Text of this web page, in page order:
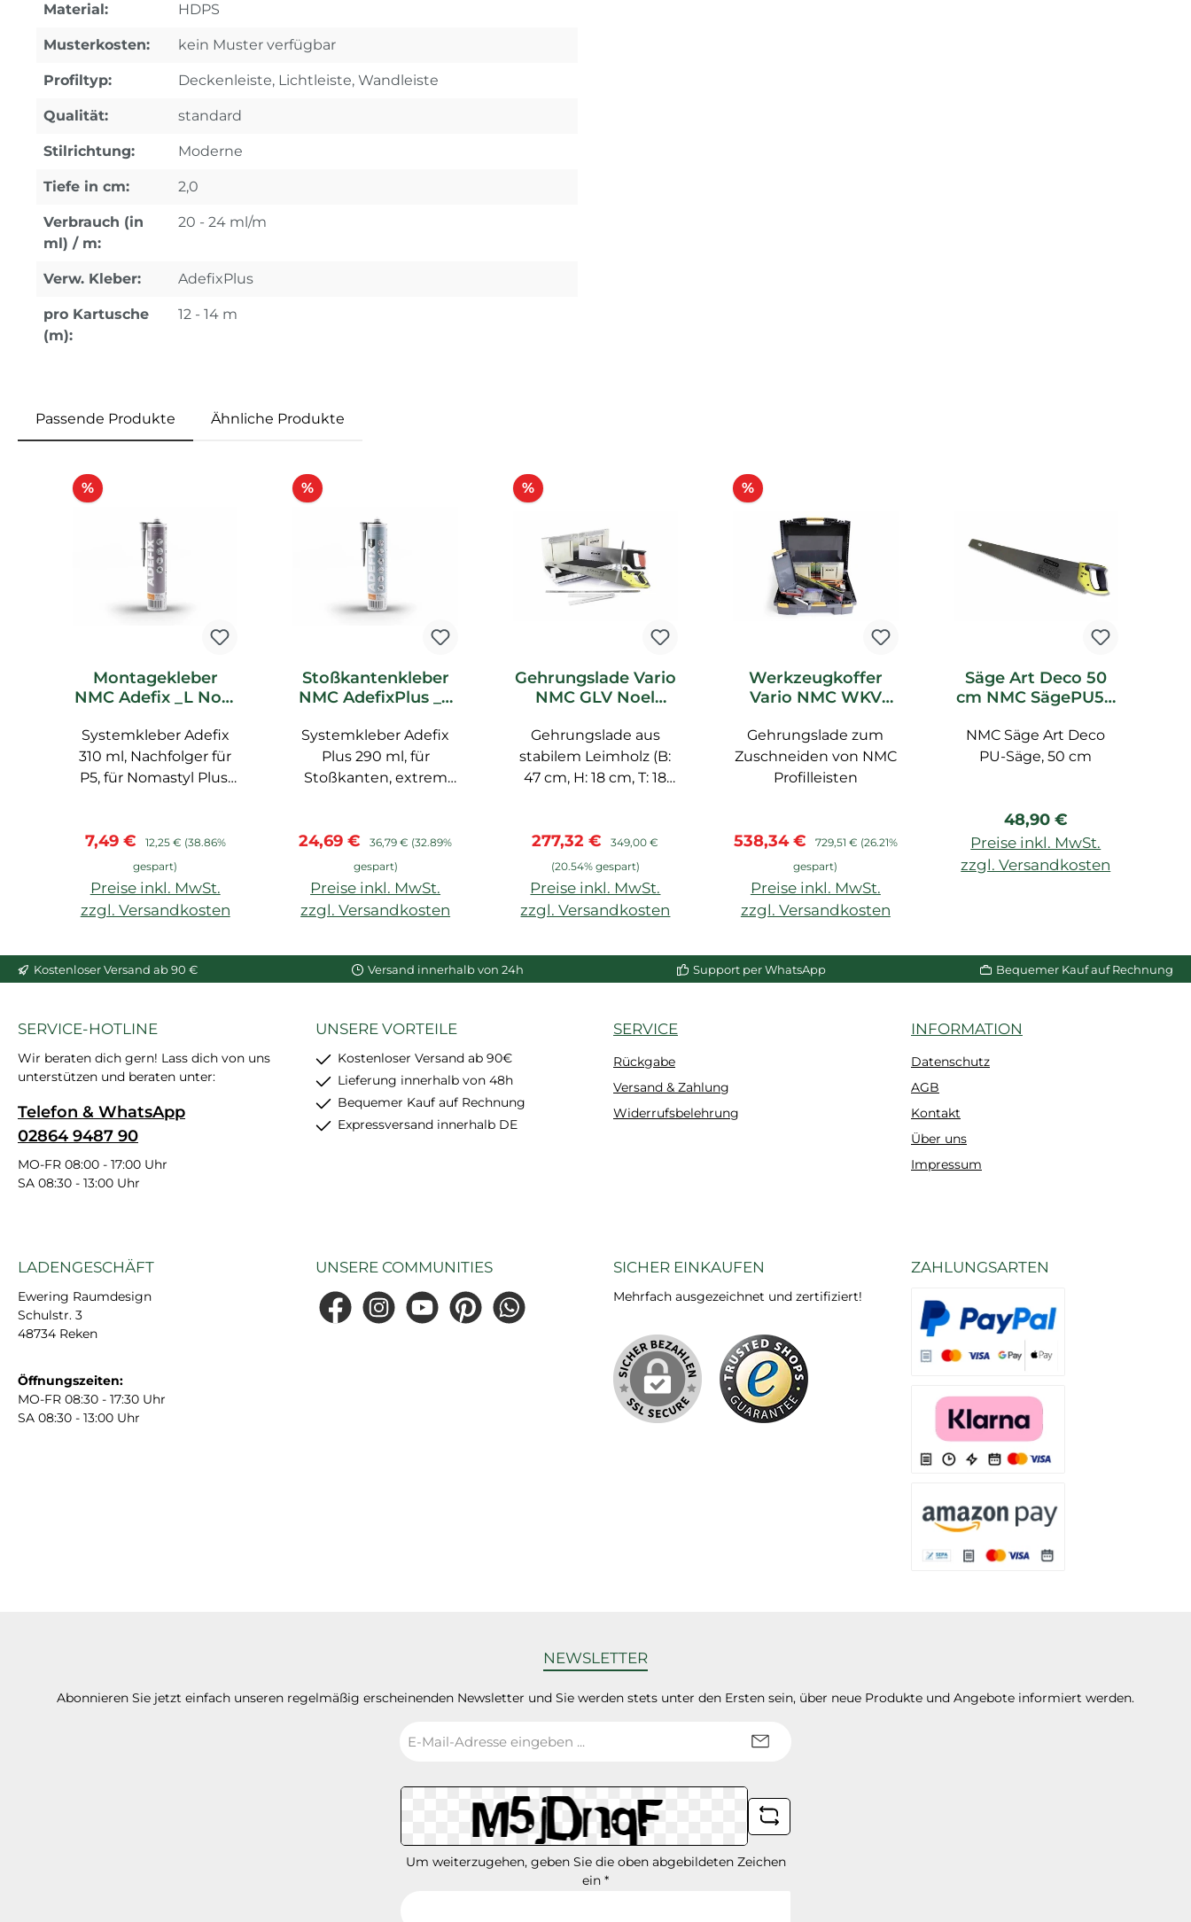
Material: HDPS
Musterkosten: kein Muster verfügbar
Profiltyp: Deckenleiste, Lichtleiste, Wandleiste
Qualität: standard
Stilrichtung: Moderne
Tiefe in cm: 2,0
Verbrauch (in
ml) / m:
20 - 24 ml/m
Verw. Kleber: AdefixPlus
pro Kartusche
(m):
12 - 14 m
Passende Produkte Ähnliche Produkte
%Rabatt
Montagekleber
NMC Adefix _L Noel
Spachtelkleber
Systemkleber Adefix
310 ml, Nachfolger für
P5, für Nomastyl Plus,
starke
Anfangshaftung,
feinkörnig, schleif- und
überstreichbar, enthält
Verkaufspreis:
7,49 € Regulärer Preis:
12,25 € (38.86%
gespart)
Preise inkl. MwSt.
zzgl. Versandkosten
%Rabatt
Stoßkantenkleber
NMC AdefixPlus _L
Zubehör
Systemkleber Adefix
Plus 290 ml, für
Stoßkanten, extrem
nachgespachtel
werden, schnell
trocknend
Verkaufspreis:
24,69 € Regulärer Preis:
36,79 € (32.89%
gespart)
Preise inkl. MwSt.
zzgl. Versandkosten
%Rabatt
Gehrungslade Vario
NMC GLV Noel
Gehrungslade aus
stabilem Leimholz (B:
47 cm, H: 18 cm, T: 18
Verkaufspreis:
277,32 € Regulärer Preis:
349,00 €
(20.54% gespart)
Preise inkl. MwSt.
zzgl. Versandkosten
%Rabatt
Werkzeugkoffer
Vario NMC WKV
Zubehör
Gehrungslade zum
Zuschneiden von NMC
Profilleisten
Verkaufspreis:
538,34 € Regulärer Preis:
729,51 € (26.21%
gespart)
Preise inkl. MwSt.
zzgl. Versandkosten
Säge Art Deco 50
cm NMC SägePU50
Zubehör
NMC Säge Art Deco
PU-Säge, 50 cm
Regulärer Preis:
48,90 €
Preise inkl. MwSt.
zzgl. Versandkosten
Kostenloser Versand ab 90 € Versand innerhalb von 24h Support per WhatsApp Bequemer Kauf auf Rechnung
SERVICE-HOTLINE
Wir beraten dich gern! Lass dich von uns
unterstützen und beraten unter:
Telefon & WhatsApp
02864 9487 90
MO-FR 08:00 - 17:00 Uhr
SA 08:30 - 13:00 Uhr
UNSERE VORTEILE
Kostenloser Versand ab 90€
Lieferung innerhalb von 48h
Bequemer Kauf auf Rechnung
Expressversand innerhalb DE
SERVICE
Rückgabe
Versand & Zahlung
Widerrufsbelehrung
INFORMATION
Datenschutz
AGB
Kontakt
Über uns
Impressum
LADENGESCHÄFT
Ewering Raumdesign
Schulstr. 3
48734 Reken
Öffnungszeiten:
MO-FR 08:30 - 17:30 Uhr
SA 08:30 - 13:00 Uhr
UNSERE COMMUNITIES
FacebookInstagramYouTubePinterestWhatsApp
SICHER EINKAUFEN
Mehrfach ausgezeichnet und zertifiziert!
ZAHLUNGSARTEN
NEWSLETTER
Abonnieren Sie jetzt einfach unseren regelmäßig erscheinenden Newsletter und Sie werden stets unter den Ersten sein, über neue Produkte und Angebote informiert werden.
Mail-
*
Um weiterzugehen, geben Sie die oben abgebildeten Zeichen
ein *